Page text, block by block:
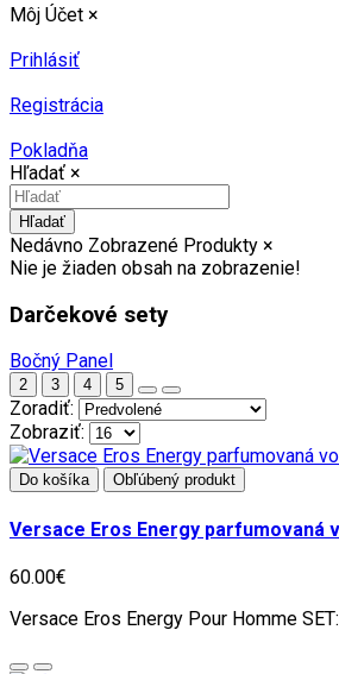
Môj Účet ×
Prihlásiť
Registrácia
Pokladňa
Hľadať ×
Hľadať
Nedávno Zobrazené Produkty ×
Nie je žiaden obsah na zobrazenie!
Darčekové sety
Bočný Panel
2 3 4 5
Zoradiť:
Zobraziť:
Do košíka Obľúbený produkt
Versace Eros Energy parfumovaná
60.00€
Versace Eros Energy Pour Homme